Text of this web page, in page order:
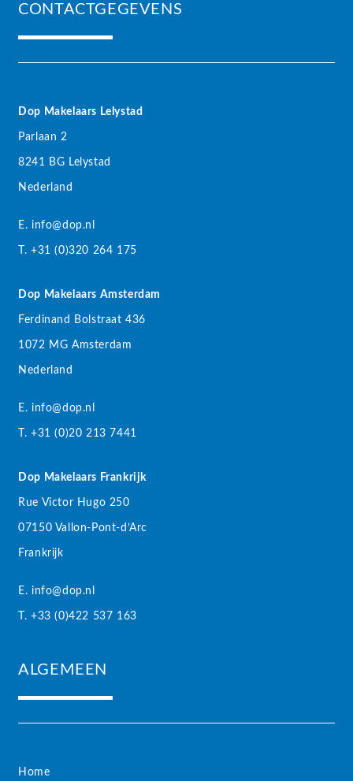
CONTACTGEGEVENS
Dop Makelaars Lelystad
Parlaan 2
8241 BG Lelystad
Nederland
E. info@dop.nl
T. +31 (0)320 264 175
Dop Makelaars Amsterdam
Ferdinand Bolstraat 436
1072 MG Amsterdam
Nederland
E. info@dop.nl
T. +31 (0)20 213 7441
Dop Makelaars Frankrijk
Rue Victor Hugo 250
07150 Vallon-Pont-d’Arc
Frankrijk
E. info@dop.nl
T. +33 (0)422 537 163
ALGEMEEN
Home